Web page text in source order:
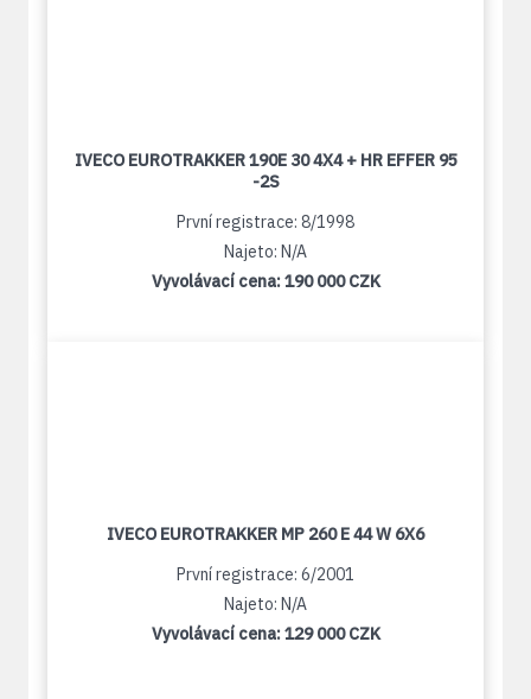
IVECO EUROTRAKKER 190E 30 4X4 + HR EFFER 95
-2S
První registrace: 8/1998
Najeto: N/A
Vyvolávací cena:190 000 CZK
IVECO EUROTRAKKER MP 260 E 44 W 6X6
První registrace: 6/2001
Najeto: N/A
Vyvolávací cena:129 000 CZK